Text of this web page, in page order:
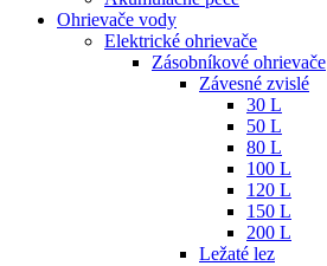
Ohrievače vody
Elektrické ohrievače
Zásobníkové ohrievače
Závesné zvislé
30 L
50 L
80 L
100 L
120 L
150 L
200 L
Ležaté lez